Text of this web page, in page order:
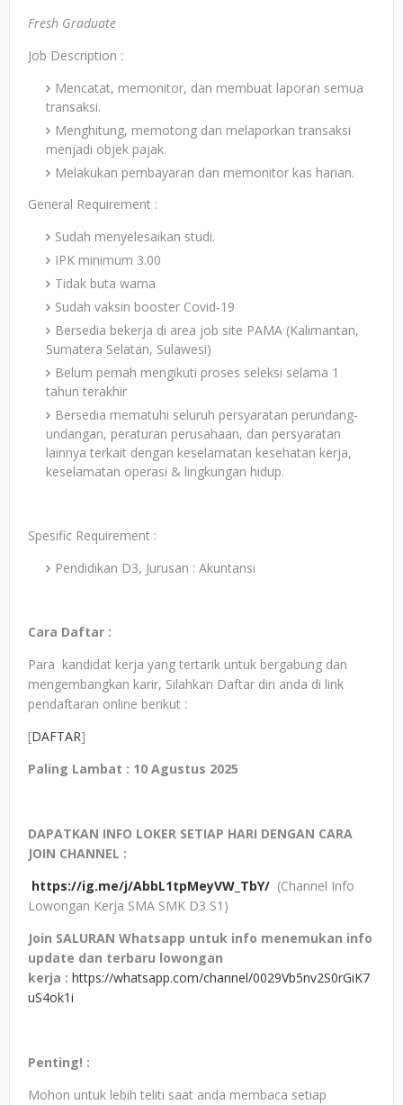
Fresh Graduate
Job Description :
Mencatat, memonitor, dan membuat laporan semua
transaksi.
Menghitung, memotong dan melaporkan transaksi
menjadi objek pajak.
Melakukan pembayaran dan memonitor kas harian.
General Requirement :
Sudah menyelesaikan studi.
IPK minimum 3.00
Tidak buta warna
Sudah vaksin booster Covid-19
Bersedia bekerja di area job site PAMA (Kalimantan,
Sumatera Selatan, Sulawesi)
Belum pernah mengikuti proses seleksi selama 1
tahun terakhir
Bersedia mematuhi seluruh persyaratan perundang-
undangan, peraturan perusahaan, dan persyaratan
lainnya terkait dengan keselamatan kesehatan kerja,
keselamatan operasi & lingkungan hidup.
Spesific Requirement :
Pendidikan D3, Jurusan : Akuntansi
Cara Daftar :
Para kandidat kerja yang tertarik untuk bergabung dan
mengembangkan karir, Silahkan Daftar diri anda di link
pendaftaran online berikut :
[DAFTAR]
Paling Lambat : 10 Agustus 2025
DAPATKAN INFO LOKER SETIAP HARI DENGAN CARA
JOIN CHANNEL :
https://ig.me/j/AbbL1tpMeyVW_TbY/ (Channel Info
Lowongan Kerja SMA SMK D3 S1)
Join SALURAN Whatsapp untuk info menemukan info
update dan terbaru lowongan
kerja : https://whatsapp.com/channel/0029Vb5nv2S0rGiK7
uS4ok1i
Penting! :
Mohon untuk lebih teliti saat anda membaca setiap